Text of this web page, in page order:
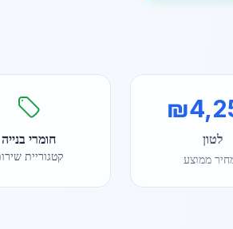
₪
לטון
ממוצע
חומרי בנייה
קטגוריית